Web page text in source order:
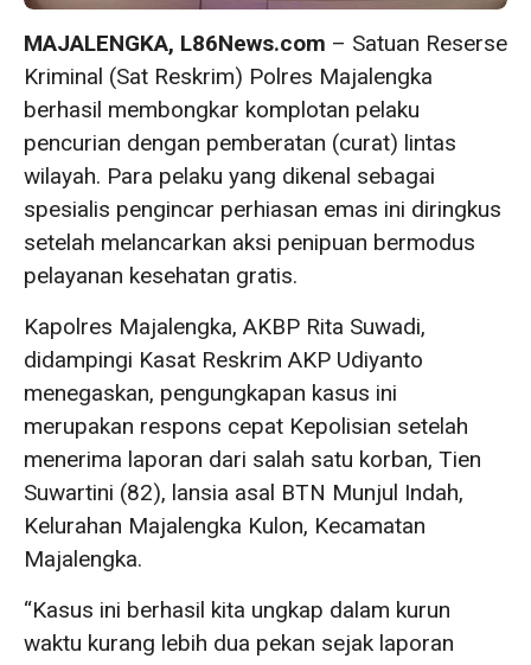
MAJALENGKA, L86News.com – Satuan Reserse
Kriminal (Sat Reskrim) Polres Majalengka
berhasil membongkar komplotan pelaku
pencurian dengan pemberatan (curat) lintas
wilayah. Para pelaku yang dikenal sebagai
spesialis pengincar perhiasan emas ini diringkus
setelah melancarkan aksi penipuan bermodus
pelayanan kesehatan gratis.
Kapolres Majalengka, AKBP Rita Suwadi,
didampingi Kasat Reskrim AKP Udiyanto
menegaskan, pengungkapan kasus ini
merupakan respons cepat Kepolisian setelah
menerima laporan dari salah satu korban, Tien
Suwartini (82), lansia asal BTN Munjul Indah,
Kelurahan Majalengka Kulon, Kecamatan
Majalengka.
“Kasus ini berhasil kita ungkap dalam kurun
waktu kurang lebih dua pekan sejak laporan